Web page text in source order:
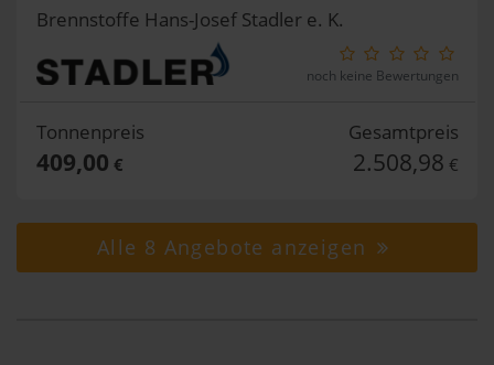
Brennstoffe Hans-Josef Stadler e. K.
noch keine Bewertungen
Tonnenpreis
409,00 €
Gesamtpreis
2.508,98 €
Alle 8 Angebote anzeigen